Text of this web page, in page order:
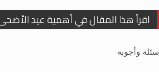
اقرأ هذا المقال في أهمية عيد
الحجّ.. دلالات، حِكم، وأهداف >> المزيد
أسئلة وأجوبة